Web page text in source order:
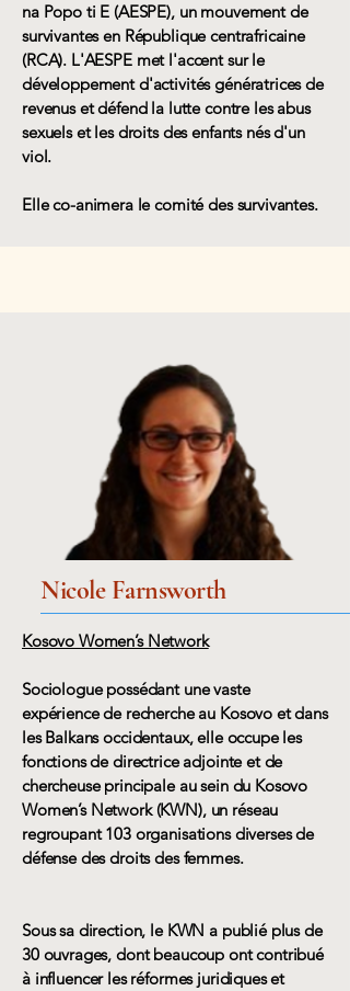
na Popo ti E (AESPE), un mouvement de
survivantes en République centrafricaine
(RCA). L'AESPE met l'accent sur le
développement d'activités génératrices de
revenus et défend la lutte contre les abus
sexuels et les droits des enfants nés d'un
viol.
Elle co-animera le comité des survivantes.
Nicole Farnsworth
Kosovo Women’s Network
Sociologue possédant une vaste
expérience de recherche au Kosovo et dans
les Balkans occidentaux, elle occupe les
fonctions de directrice adjointe et de
chercheuse principale au sein du Kosovo
Women’s Network (KWN), un réseau
regroupant 103 organisations diverses de
défense des droits des femmes.
Sous sa direction, le KWN a publié plus de
30 ouvrages, dont beaucoup ont contribué
à influencer les réformes juridiques et